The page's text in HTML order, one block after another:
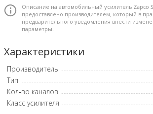
требовательными сабвуферами.
Гибкие настройки фильтров и
точно согласовать усилитель с
Оптимизированное алюминиевое
работе на высокой нагрузке.
Возможность работы пары
экстремально мощных сабвуферных
Описание на автомобильный усилитель Zapco
предоставлено производителем, который в
предварительного уведомления внести
параметры.
Характеристики
Производитель
Тип
Кол-во каналов
Класс усилителя